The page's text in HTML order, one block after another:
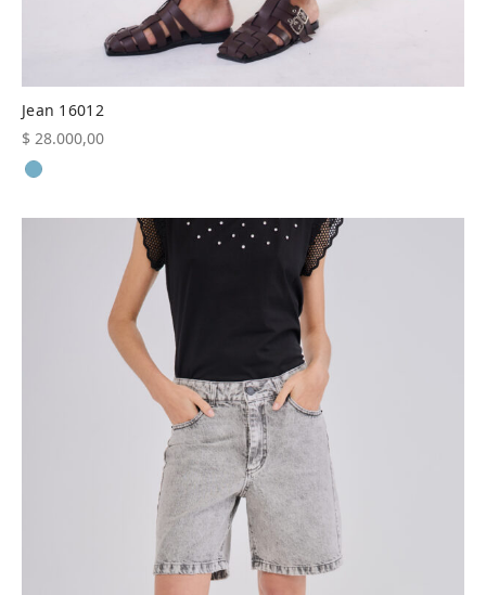
Jean 16012
$ 28.000,00